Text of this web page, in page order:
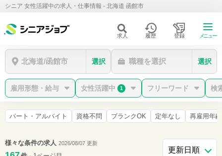
シニア 女性活躍中の求人・仕事情報 - 北海道 函館市
求人 履歴 登録 メニュー
北海道/函館市 選択 職種を選択 選択
雇用形態・給与 女性活躍中 1 フリーワード 検
パート・アルバイト 資格不問 ブランクOK 定年なし 再雇用年
様々な条件の求人 2026/08/07 更新